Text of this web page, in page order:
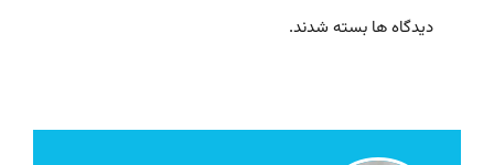
دیدگاه ها بسته شدند.